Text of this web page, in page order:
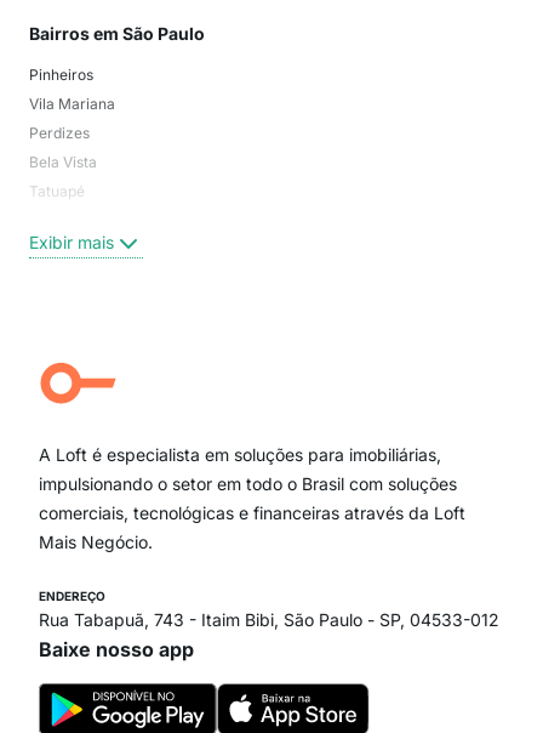
Bairros em São Paulo
Pinheiros
Vila Mariana
Perdizes
Bela Vista
Tatuapé
Centro
Campo Belo
Ipiranga
Paraíso
Itaim Bibi
Exibir mais
A Loft é especialista em soluções para imobiliárias,
impulsionando o setor em todo o Brasil com soluções
comerciais, tecnológicas e financeiras através da Loft
Mais Negócio.
ENDEREÇO
Rua Tabapuã, 743 - Itaim Bibi, São Paulo - SP, 04533-012
Baixe nosso app